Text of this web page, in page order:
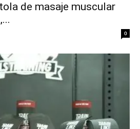
de masaje muscular
0